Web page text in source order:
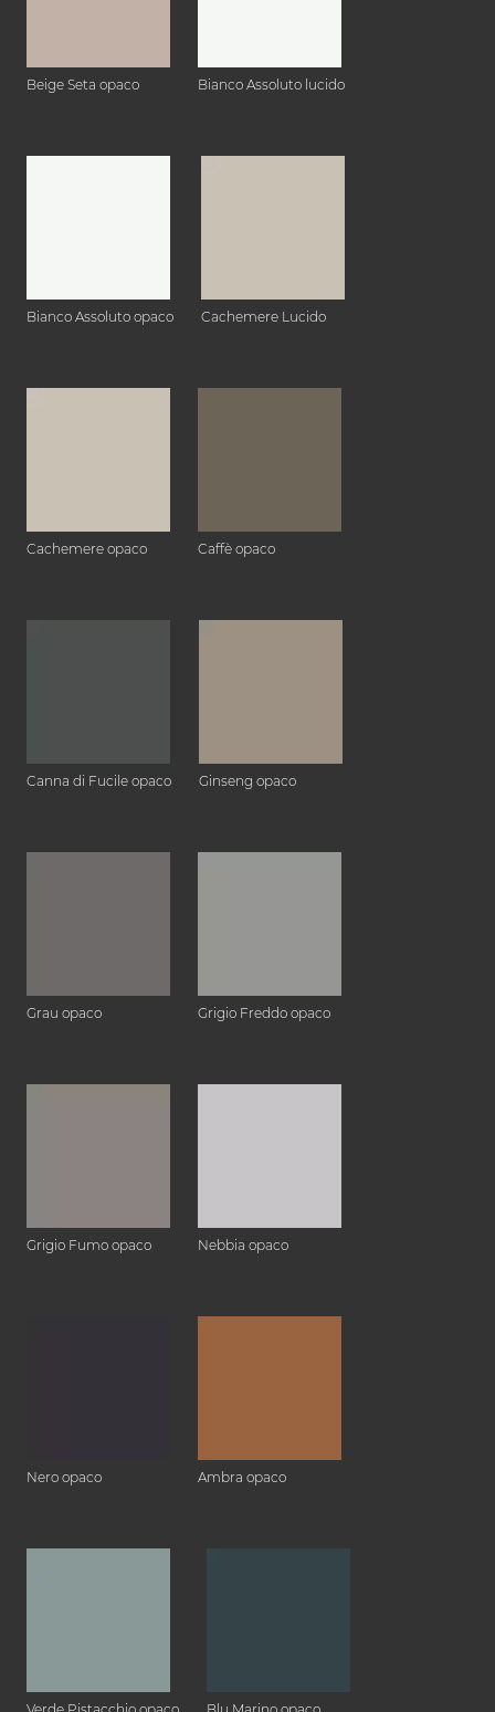
Beige Seta opaco Bianco Assoluto lucido
Bianco Assoluto opaco Cachemere Lucido
Cachemere opaco Caffè opaco
Canna di Fucile opaco Ginseng opaco
Grau opaco Grigio Freddo opaco
Grigio Fumo opaco Nebbia opaco
Nero opaco Ambra opaco